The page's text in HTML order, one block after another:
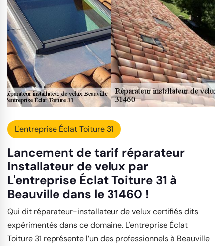
L'entreprise Éclat Toiture 31
Lancement de tarif réparateur
installateur de velux par
L'entreprise Éclat Toiture 31 à
Beauville dans le 31460 !
Qui dit réparateur-installateur de velux certifiés dits
expérimentés dans ce domaine. L'entreprise Éclat
Toiture 31 représente l’un des professionnels à Beauville